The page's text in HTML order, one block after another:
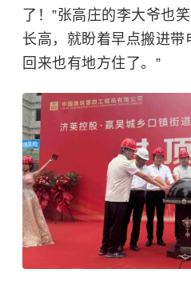
了！”张高庄的李大爷也
长高，就盼着早点搬进带
回来也有地方住了。”